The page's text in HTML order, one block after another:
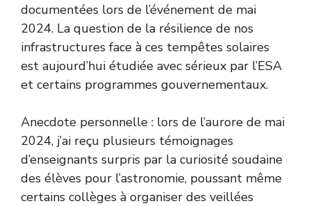
documentées lors de l’événement de mai
2024. La question de la résilience de nos
infrastructures face à ces tempêtes solaires
est aujourd’hui étudiée avec sérieux par l’ESA
et certains programmes gouvernementaux.
Anecdote personnelle : lors de l’aurore de mai
2024, j’ai reçu plusieurs témoignages
d’enseignants surpris par la curiosité soudaine
des élèves pour l’astronomie, poussant même
certains collèges à organiser des veillées